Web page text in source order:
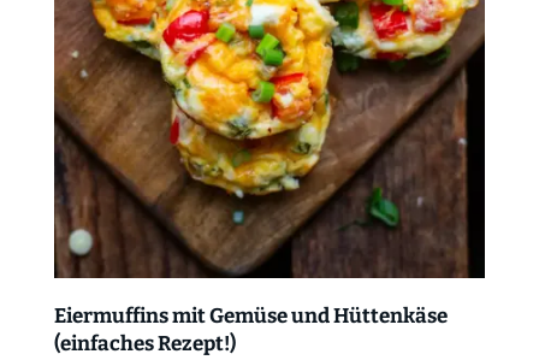
Eiermuffins mit Gemüse und Hüttenkäse
(einfaches Rezept!)